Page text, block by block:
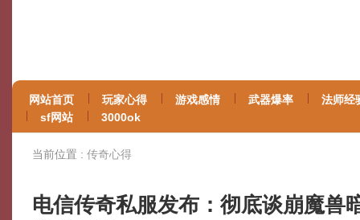
网站首页 玩家心得 游戏感情 武器爆率
法师经
sf网站
3000ok
当前位置 : 传奇心得
电信传奇私服发布：彻底谈崩魔兽